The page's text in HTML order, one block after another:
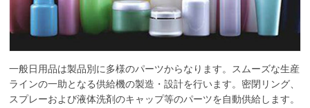
一般日用品は製品別に多様のパーツからなります。スムーズな生産
ラインの一助となる供給機の製造・設計を行います。密閉リング、
スプレーおよび液体洗剤のキャップ等のパーツを自動供給します。